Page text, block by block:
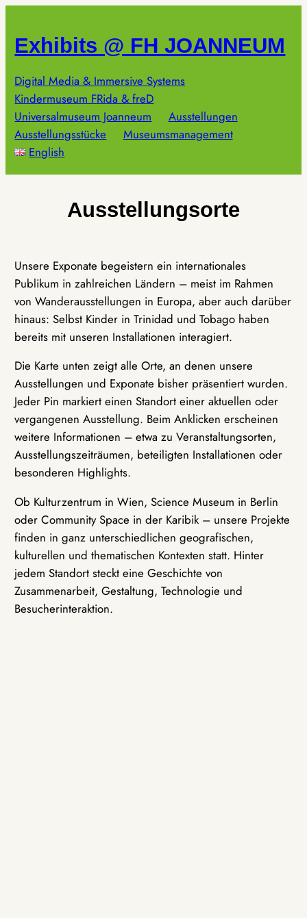
springen
Exhibits @ FH JOANNEUM
Digital Media & Immersive Systems
Kindermuseum FRida & freD
Universalmuseum Joanneum
Ausstellungen
Ausstellungsstücke
Museumsmanagement
English
Ausstellungsorte
Unsere Exponate begeistern ein internationales
Publikum in zahlreichen Ländern – meist im Rahmen
von Wanderausstellungen in Europa, aber auch darüber
hinaus: Selbst Kinder in Trinidad und Tobago haben
bereits mit unseren Installationen interagiert.
Die Karte unten zeigt alle Orte, an denen unsere
Ausstellungen und Exponate bisher präsentiert wurden.
Jeder Pin markiert einen Standort einer aktuellen oder
vergangenen Ausstellung. Beim Anklicken erscheinen
weitere Informationen – etwa zu Veranstaltungsorten,
Ausstellungszeiträumen, beteiligten Installationen oder
besonderen Highlights.
Ob Kulturzentrum in Wien, Science Museum in Berlin
oder Community Space in der Karibik – unsere Projekte
finden in ganz unterschiedlichen geografischen,
kulturellen und thematischen Kontexten statt. Hinter
jedem Standort steckt eine Geschichte von
Zusammenarbeit, Gestaltung, Technologie und
Besucherinteraktion.